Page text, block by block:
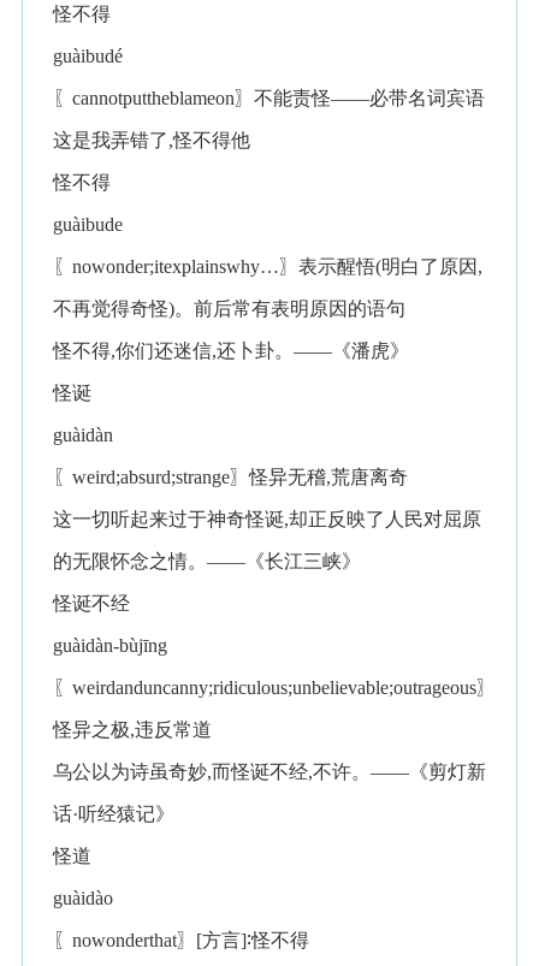
怪不得
guàibudé
〖cannotputtheblameon〗不能责怪——必带名词宾语
这是我弄错了,怪不得他
怪不得
guàibude
〖nowonder;itexplainswhy…〗表示醒悟(明白了原因,
不再觉得奇怪)。前后常有表明原因的语句
怪不得,你们还迷信,还卜卦。——《潘虎》
怪诞
guàidàn
〖weird;absurd;strange〗怪异无稽,荒唐离奇
这一切听起来过于神奇怪诞,却正反映了人民对屈原
的无限怀念之情。——《长江三峡》
怪诞不经
guàidàn-bùjīng
〖weirdanduncanny;ridiculous;unbelievable;outrageous〗
怪异之极,违反常道
乌公以为诗虽奇妙,而怪诞不经,不许。——《剪灯新
话·听经猿记》
怪道
guàidào
〖nowonderthat〗[方言]∶怪不得